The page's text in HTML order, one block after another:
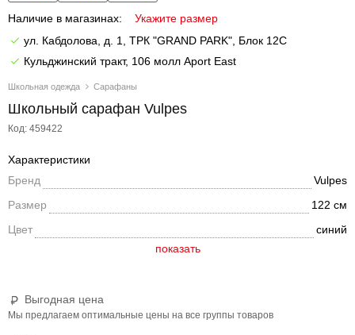
Школьная одежда Сарафаны
Школьный сарафан Vulpes
Код: 459422
Наличие в магазинах:
Укажите размер
ул. Кабдолова, д. 1, ТРК "GRAND PARK", Блок 12C
Кульджинский тракт, 106 молл Aport East
Выгодная цена
Мы предлагаем оптимальные цены на все группы товаров
Характеристики
Бренд
Vulpes
Размер
122 см
Цвет
синий